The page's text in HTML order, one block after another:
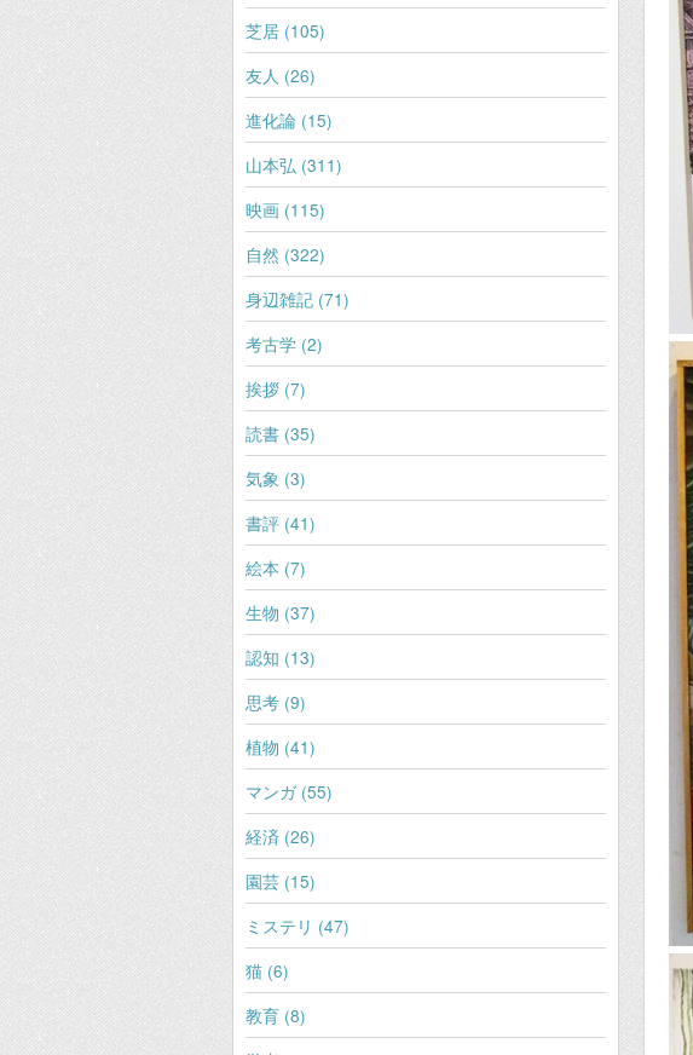
芝居 (105)
友人 (26)
進化論 (15)
山本弘 (311)
映画 (115)
自然 (322)
身辺雑記 (71)
考古学 (2)
挨拶 (7)
読書 (35)
気象 (3)
書評 (41)
絵本 (7)
生物 (37)
認知 (13)
思考 (9)
植物 (41)
マンガ (55)
経済 (26)
園芸 (15)
ミステリ (47)
猫 (6)
教育 (8)